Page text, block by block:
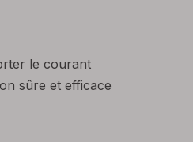
le courant
sûre et efficace